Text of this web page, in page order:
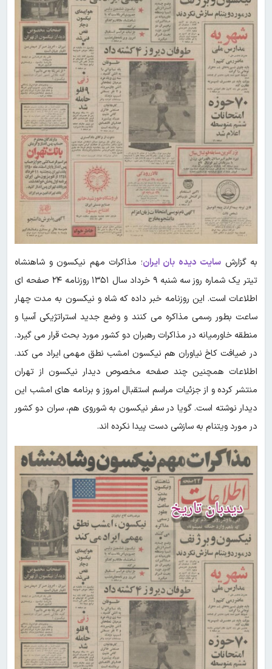
به گزارش سایت دیده بان ایران؛ مذاکرات مهم نیکسون و شاهنشاه
تیتر یک شماره روز سه شنبه ۹ خرداد سال ۱۳۵۱ روزنامه ۲۴ صفحه ای
اطلاعات است. این روزنامه خبر داده که شاه و نیکسون به مدت چهار
ساعت بطور رسمی مذاکره می کنند و وضع جدید استراتژیکی آسیا و
منطقه خاورمیانه در مذاکرات رهبران دو کشور مورد بحث قرار می گیرد.
در ضیافت کاخ نیاوران هم نیکسون امشب نطق مهمی ایراد می کند.
اطلاعات همچنین چند صفحه مخصوص دیدار نیکسون از تهران
منتشر کرده و از جزئیات مراسم استقبال امروز و برنامه های امشب این
دیدار نوشته است. گویا در سفر نیکسون به شوروی هم، سران دو کشور
در مورد ویتنام به سازشی دست پیدا نکرده اند.